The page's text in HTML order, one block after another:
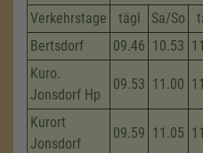
Verkehrstage
tägl Sa/So
Bertsdorf
09.46 10.53
Kuro.
Jonsdorf Hp
09.53 11.00
Kurort
Jonsdorf
09.59 11.05